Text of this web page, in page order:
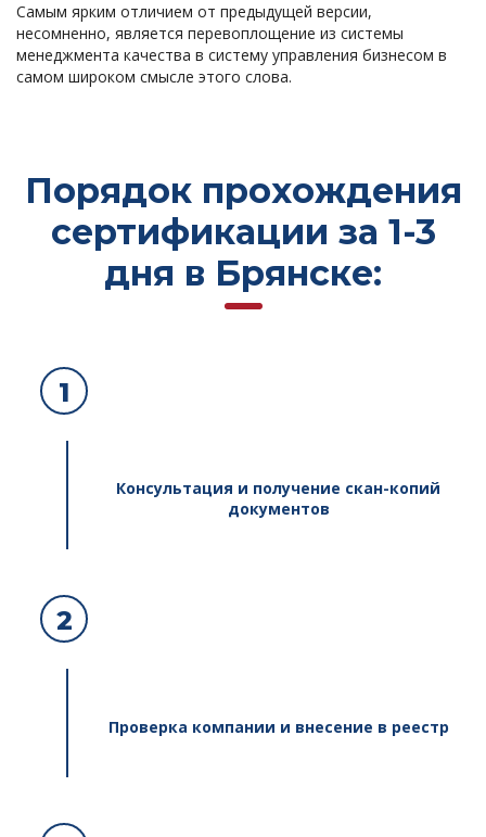
Самым ярким отличием от предыдущей версии,
несомненно, является перевоплощение из системы
менеджмента качества в систему управления бизнесом в
самом широком смысле этого слова.
Порядок прохождения
сертификации за 1-3
дня в Брянске:
1
Консультация и получение скан-копий
документов
2
Проверка компании и внесение в реестр